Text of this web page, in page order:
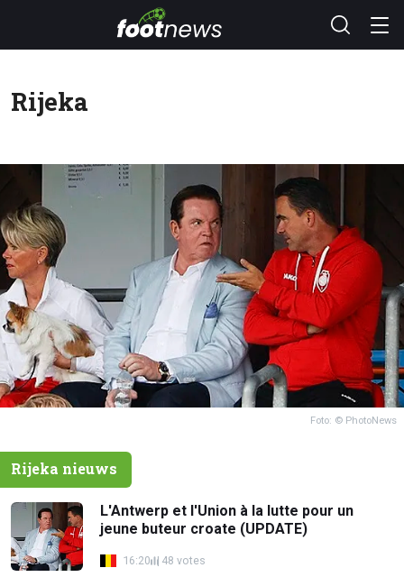
Rijeka
Foto: © PhotoNews
Rijeka nieuws
L'Antwerp et l'Union à la lutte pour un
jeune buteur croate (UPDATE)
16:20 48 votes